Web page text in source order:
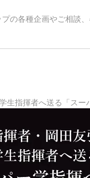
の各種企画やご相談
指揮者へ送る「スー